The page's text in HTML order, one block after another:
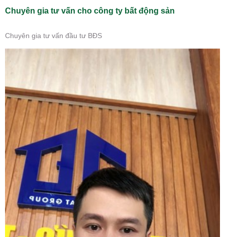
Chuyên gia tư vấn cho công ty bất động sản
Chuyên gia tư vấn đầu tư BĐS